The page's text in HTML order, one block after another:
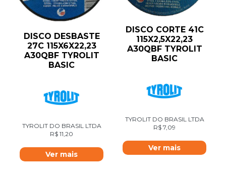
DISCO DESBASTE
27C 115X6X22,23
A30QBF TYROLIT
BASIC
TYROLIT DO BRASIL LTDA
R$ 11,20
Ver mais
DISCO CORTE 41C
115X2,5X22,23
A30QBF TYROLIT
BASIC
TYROLIT DO BRASIL LTDA
R$ 7,09
Ver mais